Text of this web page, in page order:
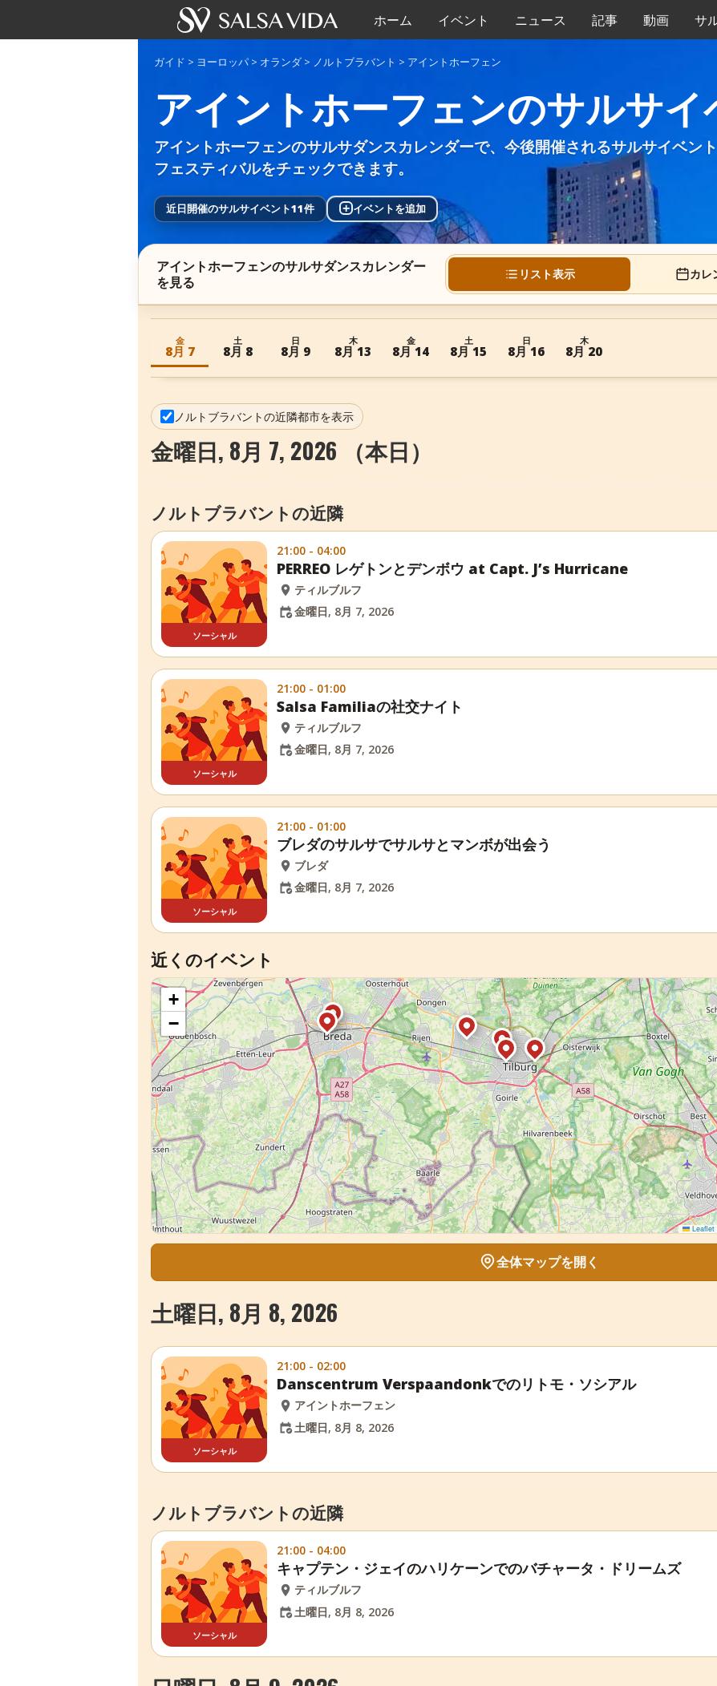
ホーム イベント ニュース 記事 動画 サ
ガイド > ヨーロッパ > オランダ > ノルトブラバント > アイントホーフェン
アイントホーフェンのサルサ
アイントホーフェンのサルサダンスカレンダーで、今後開催されるサルサイベン
フェスティバルをチェックできます。
近日開催のサルサイベント11件 + イベントを追加
アイントホーフェンのサルサダンスカレンダー
を見る
リスト表示 カレ
金
8月 7
土
8月 8
日
8月 9
木
8月 13
金
8月 14
土
8月 15
日
8月 16
木
8月 20
ノルトブラバントの近隣都市を表示
金曜日, 8月 7, 2026 （本日）
ノルトブラバントの近隣
ソーシャル
21:00 - 04:00
PERREO レゲトンとデンボウ at Capt. J’s Hurricane
ティルブルフ
金曜日, 8月 7, 2026
ソーシャル
21:00 - 01:00
Salsa Familiaの社交ナイト
ティルブルフ
金曜日, 8月 7, 2026
ソーシャル
21:00 - 01:00
ブレダのサルサでサルサとマンボが出会う
ブレダ
金曜日, 8月 7, 2026
近くのイベント
+
−
Leaflet
全体マップを開く
土曜日, 8月 8, 2026
ソーシャル
21:00 - 02:00
Danscentrum Verspaandonkでのリトモ・ソシアル
アイントホーフェン
土曜日, 8月 8, 2026
ノルトブラバントの近隣
ソーシャル
21:00 - 04:00
キャプテン・ジェイのハリケーンでのバチャータ・ドリームズ
ティルブルフ
土曜日, 8月 8, 2026